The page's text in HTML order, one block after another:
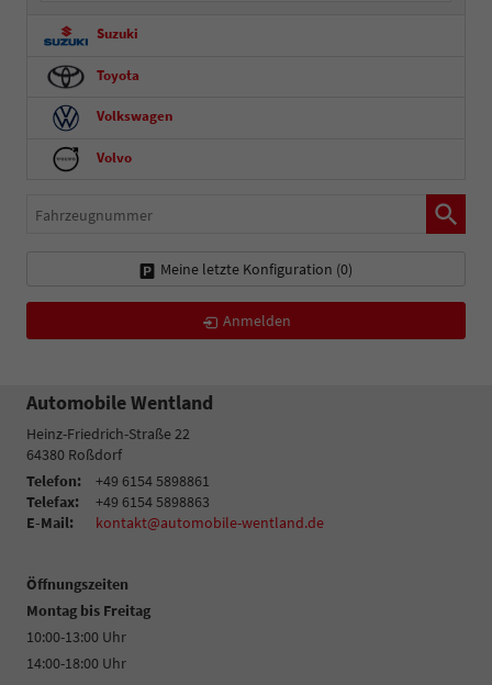
Suzuki
Toyota
Volkswagen
Volvo
Fahrzeugnummer
Meine letzte Konfiguration (0)
Anmelden
Automobile Wentland
Heinz-Friedrich-Straße 22
64380 Roßdorf
Telefon:
+49 6154 5898861
Telefax:
+49 6154 5898863
E-Mail:
kontakt@automobile-wentland.de
Öffnungszeiten
Montag bis Freitag
10:00-13:00 Uhr
14:00-18:00 Uhr